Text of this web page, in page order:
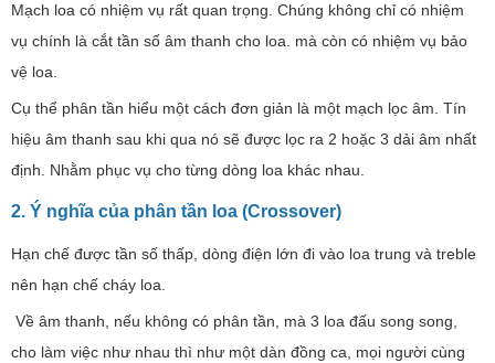
Mạch loa có nhiệm vụ rất quan trọng. Chúng không chỉ có nhiệm
vụ chính là cắt tần số âm thanh cho loa. mà còn có nhiệm vụ bảo
vệ loa.
Cụ thể phân tần hiểu một cách đơn giản là một mạch lọc âm. Tín
hiệu âm thanh sau khi qua nó sẽ được lọc ra 2 hoặc 3 dải âm nhất
định. Nhằm phục vụ cho từng dòng loa khác nhau.
2. Ý nghĩa của phân tần loa (Crossover)
Hạn chế được tần số thấp, dòng điện lớn đi vào loa trung và treble
nên hạn chế cháy loa.
Về âm thanh, nếu không có phân tần, mà 3 loa đấu song song,
cho làm việc như nhau thì như một dàn đồng ca, mọi người cùng